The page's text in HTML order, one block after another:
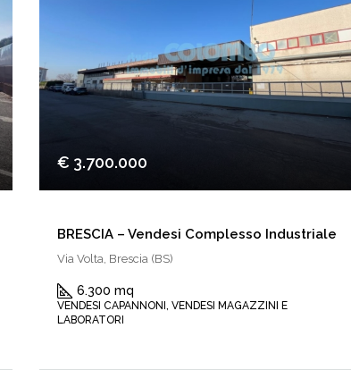
€ 3.700.000
BRESCIA – Vendesi Complesso Industriale
Via Volta, Brescia (BS)
6.300 mq
VENDESI CAPANNONI, VENDESI MAGAZZINI E
LABORATORI